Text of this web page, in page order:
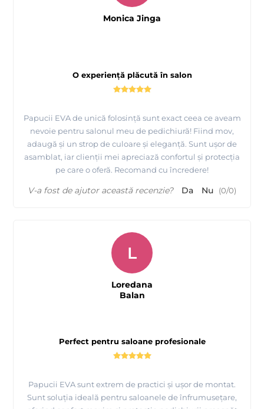
O experiență plăcută în salon
Papucii EVA de unică folosință sunt exact ceea ce aveam
nevoie pentru salonul meu de pedichiură! Fiind mov,
adaugă și un strop de culoare și eleganță. Sunt ușor de
asamblat, iar clienții mei apreciază confortul și protecția
pe care o oferă. Recomand cu încredere!
Monica Jinga
V-a fost de ajutor această recenzie? Da Nu (0/0)
Perfect pentru saloane profesionale
Papucii EVA sunt extrem de practici și ușor de montat.
Sunt soluția ideală pentru saloanele de înfrumusețare,
L
Loredana
Balan